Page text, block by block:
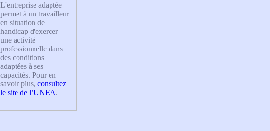
L'entreprise adaptée
permet à un travailleur
en situation de
handicap d'exercer
une activité
professionnelle dans
des conditions
adaptées à ses
capacités. Pour en
savoir plus, consultez
le site de l’UNEA.